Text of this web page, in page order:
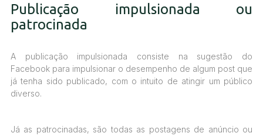
Publicação impulsionada ou
patrocinada
A publicação impulsionada consiste na sugestão do
Facebook para impulsionar o desempenho de algum post que
já tenha sido publicado, com o intuito de atingir um público
diverso.
Já as patrocinadas, são todas as postagens de anúncio ou